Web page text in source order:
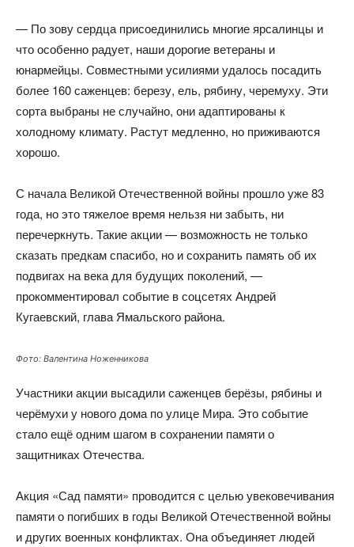
— По зову сердца присоединились многие ярсалинцы и
что особенно радует, наши дорогие ветераны и
юнармейцы. Совместными усилиями удалось посадить
более 160 саженцев: березу, ель, рябину, черемуху. Эти
сорта выбраны не случайно, они адаптированы к
холодному климату. Растут медленно, но приживаются
хорошо.
С начала Великой Отечественной войны прошло уже 83
года, но это тяжелое время нельзя ни забыть, ни
перечеркнуть. Такие акции — возможность не только
сказать предкам спасибо, но и сохранить память об их
подвигах на века для будущих поколений, —
прокомментировал событие в соцсетях Андрей
Кугаевский, глава Ямальского района.
Фото: Валентина Ноженникова
Участники акции высадили саженцев берёзы, рябины и
черёмухи у нового дома по улице Мира. Это событие
стало ещё одним шагом в сохранении памяти о
защитниках Отечества.
Акция «Сад памяти» проводится с целью увековечивания
памяти о погибших в годы Великой Отечественной войны
и других военных конфликтах. Она объединяет людей